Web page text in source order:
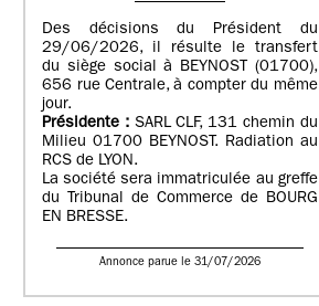
Des décisions du Président du
29/06/2026, il résulte le transfert
du siège social à BEYNOST (01700),
656 rue Centrale, à compter du même
jour.
Présidente :SARL CLF, 131 chemin du
Milieu 01700 BEYNOST. Radiation au
RCS de LYON.
La société sera immatriculée au greffe
du Tribunal de Commerce de BOURG
EN BRESSE.
Annonce parue le 31/07/2026